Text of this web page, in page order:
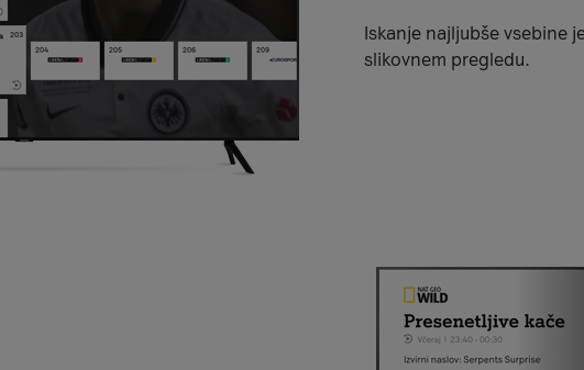
Iskanje najljubše vsebine
slikovnem pregledu.